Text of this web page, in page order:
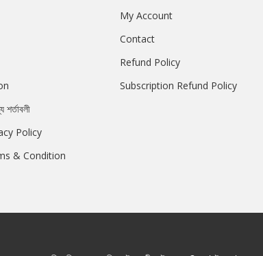
Policy
& Condition
My Account
Contact
Refund Policy
Subscription Refund Policy